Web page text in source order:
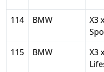
114 BMW
X3
115 BMW
X3